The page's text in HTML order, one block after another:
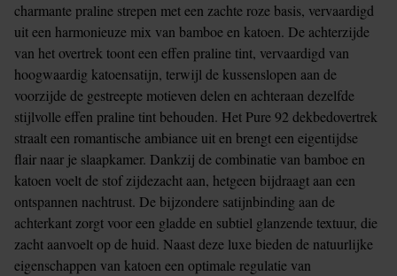
charmante praline strepen met een zachte roze basis, vervaardigd
uit een harmonieuze mix van bamboe en katoen. De achterzijde
van het overtrek toont een effen praline tint, vervaardigd van
hoogwaardig katoensatijn, terwijl de kussenslopen aan de
voorzijde de gestreepte motieven delen en achteraan dezelfde
stijlvolle effen praline tint behouden. Het Pure 92 dekbedovertrek
straalt een romantische ambiance uit en brengt een eigentijdse
flair naar je slaapkamer. Dankzij de combinatie van bamboe en
katoen voelt de stof zijdezacht aan, hetgeen bijdraagt aan een
ontspannen nachtrust. De bijzondere satijnbinding aan de
achterkant zorgt voor een gladde en subtiel glanzende textuur, die
zacht aanvoelt op de huid. Naast deze luxe bieden de natuurlijke
eigenschappen van katoen een optimale regulatie van